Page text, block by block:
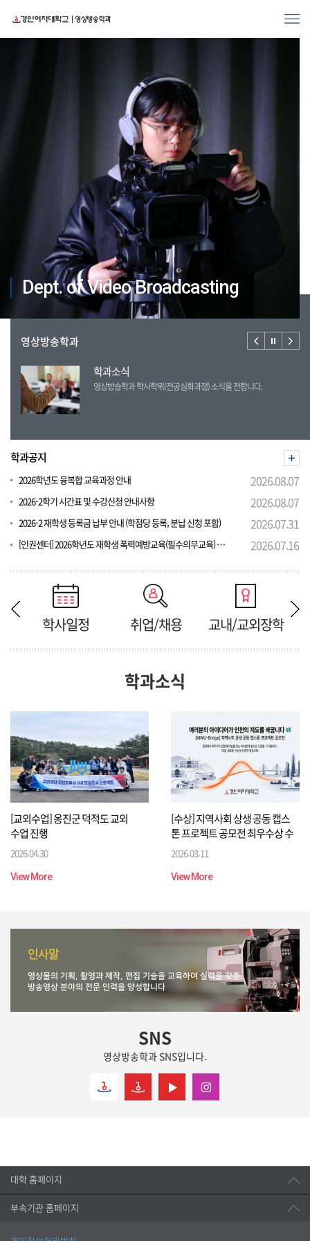
Dept. of Video Broadcasting
영상방송학과
학과소식
영상방송학과 학사학위(전공심화과정) 소식을 전합니다.
학과공지
2026학년도 융복합 교육과정 안내 2026.08.07
2026-2학기 시간표 및 수강신청 안내사항 2026.08.07
2026-2 재학생 등록금 납부 안내 (학점당 등록, 분납 신청 포함) 2026.07.31
[인권센터] 2026학년도 재학생 폭력예방교육(필수의무교육) 안내 (마일리지 30점) 2026.07.16
학사일정 취업/채용 교내/교외장학
학과소식
[교외수업] 옹진군 덕적도 교외
수업 진행
2026.04.30
View More
[수상] 지역사회 상생 공동 캡스
톤 프로젝트 공모전 최우수상 수
상
2026.03.11
View More
인사말
영상물의 기획, 촬영과 제작, 편집 기술을 교육하여 실력을 갖춘
방송영상 분야의 전문 인력을 양성합니다
SNS
영상방송학과 SNS입니다.
대학 홈페이지
부속기관 홈페이지